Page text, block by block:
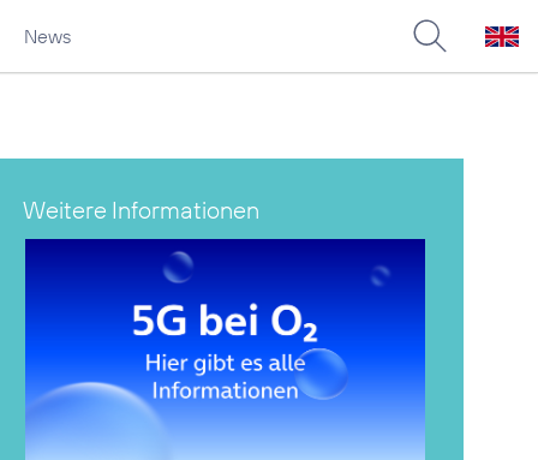
News
Weitere Informationen